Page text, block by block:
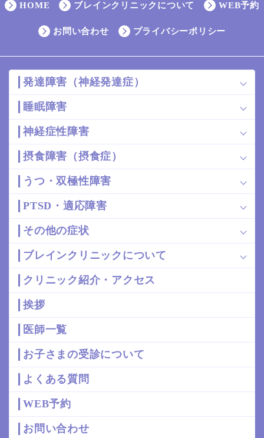
HOME ブレインクリニックについて WEB予約
お問い合わせ プライバシーポリシー
発達障害（神経発達症）
睡眠障害
神経症性障害
摂食障害（摂食症）
うつ・双極性障害
PTSD・適応障害
その他の症状
ブレインクリニックについて
クリニック紹介・アクセス
挨拶
医師一覧
お子さまの受診について
よくある質問
WEB予約
お問い合わせ